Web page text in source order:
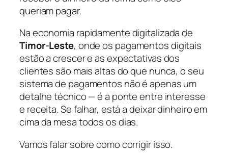
queriam pagar.
Na economia rapidamente digitalizada de
Timor-Leste, onde os pagamentos digitais
estão a crescer e as expectativas dos
clientes são mais altas do que nunca, o seu
sistema de pagamentos não é apenas um
detalhe técnico — é a ponte entre interesse
e receita. Se falhar, está a deixar dinheiro em
cima da mesa todos os dias.
Vamos falar sobre como corrigir isso.